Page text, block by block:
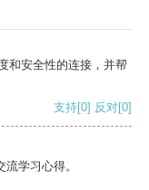
和安全性的连接，并帮
支持[0] 反对[0]
学习心得。